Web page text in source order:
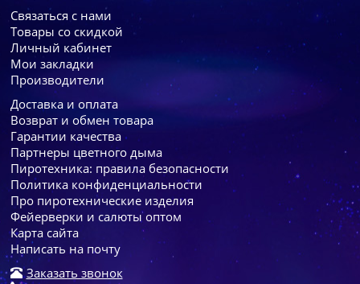
Связаться с нами
Товары со скидкой
Личный кабинет
Мои закладки
Производители
Доставка и оплата
Возврат и обмен товара
Гарантии качества
Партнеры цветного дыма
Пиротехника: правила безопасности
Политика конфиденциальности
Про пиротехнические изделия
Фейерверки и салюты оптом
Карта сайта
Написать на почту
Заказать звонок